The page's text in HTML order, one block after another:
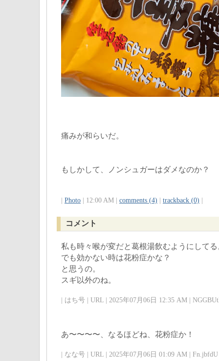
痛みが和らいだ。
もしかして、ノンシュガーはダメなのか？
Photo | 12:00 AM | comments (4) trackback (0)
コメント
私も時々喉が変だと葛根湯飲むようにしてる
でも効かない時は花粉症かな？
と思うの。
スギ以外のね。
| はち号 | URL | 2025年07月06日 12:35 AM |
あ〜〜〜〜、なるほどね、花粉症か！
| なな号 | URL | 2025年07月06日 01:09 AM |